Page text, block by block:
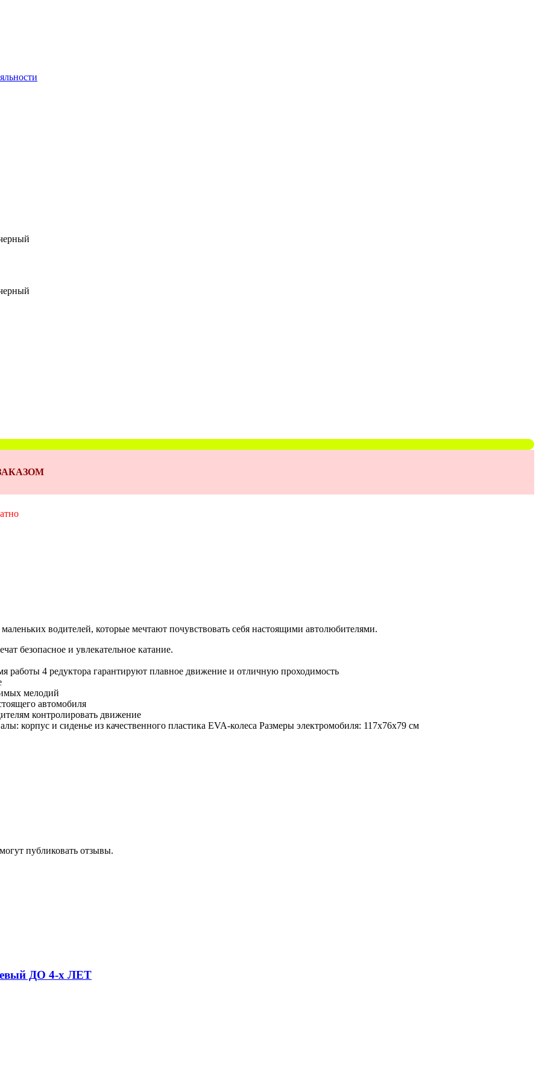
ЗАКАЗОМ
водителей, которые мечтают почувствовать себя настоящими автолюбителями.
безопасное и увлекательное катание.
4 редуктора гарантируют плавное движение и отличную проходимость
мелодий
автомобиля
контролировать движение
корпус и сиденье из качественного пластика EVA-колеса Размеры электромобиля: 117х76х79 см
публиковать отзывы.
ДО 4-х ЛЕТ